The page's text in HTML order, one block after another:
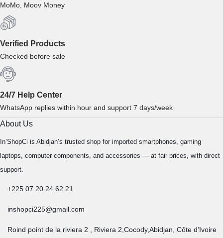
MoMo, Moov Money
Verified Products
Checked before sale
24/7 Help Center
WhatsApp replies within hour and support 7 days/week
About Us
In’ShopCi is Abidjan’s trusted shop for imported smartphones, gaming
laptops, computer components, and accessories — at fair prices, with direct
support.
+225 07 20 24 62 21
inshopci225@gmail.com
Roind point de la riviera 2 , Riviera 2,Cocody,Abidjan, Côte d'Ivoire